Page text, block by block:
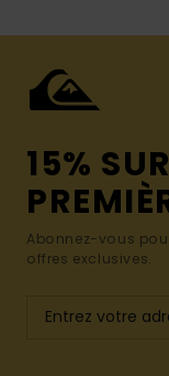
15%
Abonnez-vous
offres exclusives.